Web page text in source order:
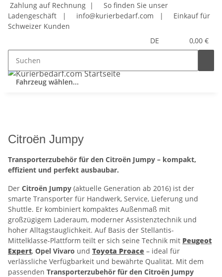
Zahlung auf Rechnung |
So finden Sie unser
Ladengeschäft
| info@kurierbedarf.com |
Einkauf für
Schweizer Kunden
DE
0,00 €
Fahrzeug wählen...
Citroën Jumpy
Transporterzubehör für den Citroën Jumpy – kompakt,
effizient und perfekt ausbaubar.
Der Citroën Jumpy (aktuelle Generation ab 2016) ist der
smarte Transporter für Handwerk, Service, Lieferung und
Shuttle. Er kombiniert kompaktes Außenmaß mit
großzügigem Laderaum, moderner Assistenztechnik und
hoher Alltagstauglichkeit. Auf Basis der Stellantis-
Mittelklasse-Plattform teilt er sich seine Technik mit Peugeot
Expert, Opel Vivaro und Toyota Proace – ideal für
verlässliche Verfügbarkeit und bewährte Qualität. Mit dem
passenden Transporterzubehör für den Citroën Jumpy